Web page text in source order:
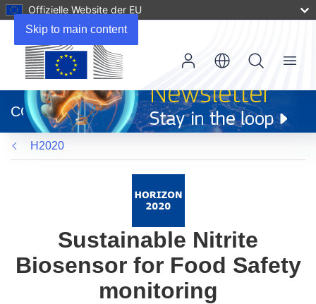
Skip to main content
Offizielle Website der EU
neuem
Fenster)
CORDIS
Menu
H2020
Sustainable Nitrite
Biosensor for Food Safety
monitoring